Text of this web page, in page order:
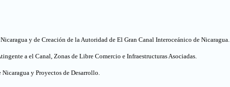
y de Creación de la Autoridad de El Gran Canal Interoceánico de Nicaragua.
a el Canal, Zonas de Libre Comercio e Infraestructuras Asociadas.
y Proyectos de Desarrollo.